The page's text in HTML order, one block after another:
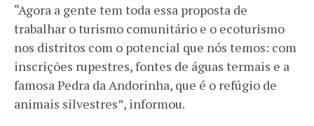
“Agora a gente tem toda essa proposta de
trabalhar o turismo comunitário e o ecoturismo
nos distritos com o potencial que nós temos: com
inscrições rupestres, fontes de águas termais e a
famosa Pedra da Andorinha, que é o refúgio de
animais silvestres”, informou.